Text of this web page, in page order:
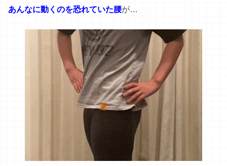
あんなに動くのを恐れていた腰が…